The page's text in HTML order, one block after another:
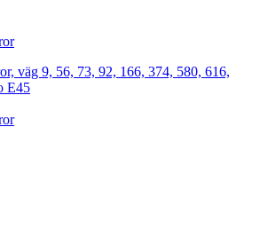
väg 9, 56, 73, 92, 166, 374, 580, 616,
E45